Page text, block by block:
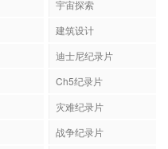
宇宙探索
建筑设计
迪士尼纪录片
Ch5纪录片
灾难纪录片
战争纪录片